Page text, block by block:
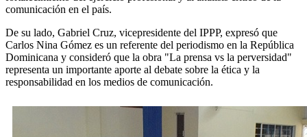
comunicación en el país.
De su lado, Gabriel Cruz, vicepresidente del IPPP, expresó que
Carlos Nina Gómez es un referente del periodismo en la República
Dominicana y consideró que la obra "La prensa vs la perversidad"
representa un importante aporte al debate sobre la ética y la
responsabilidad en los medios de comunicación.